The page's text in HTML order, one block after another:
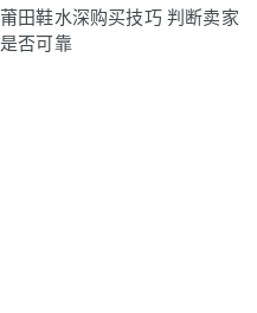
莆田鞋水深购买技巧 判断卖家
是否可靠